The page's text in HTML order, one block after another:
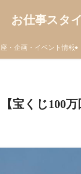
お仕事スタ
・企画・イベント情報
宝くじ100万